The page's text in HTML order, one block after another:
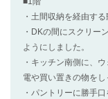
・土間収納を経由す
・DKの間にスクリー
ようにしました。
・キッチン南側に、
電や買い置きの物をし
・パントリーに勝手